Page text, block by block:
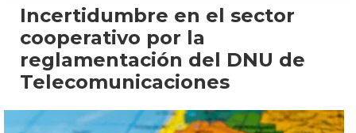
Incertidumbre en el sector
cooperativo por la
reglamentación del DNU de
Telecomunicaciones